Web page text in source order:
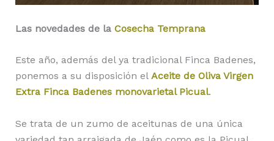
Las novedades de laCosecha Temprana
Este año, además del ya tradicional Finca Badenes,
ponemos a su disposición el Aceite de Oliva Virgen
Extra Finca Badenes monovarietal Picual.
Se trata de un zumo de aceitunas de una única